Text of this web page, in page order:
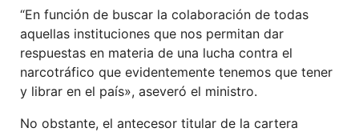
“En función de buscar la colaboración de todas
aquellas instituciones que nos permitan dar
respuestas en materia de una lucha contra el
narcotráfico que evidentemente tenemos que tener
y librar en el país», aseveró el ministro.
No obstante, el antecesor titular de la cartera